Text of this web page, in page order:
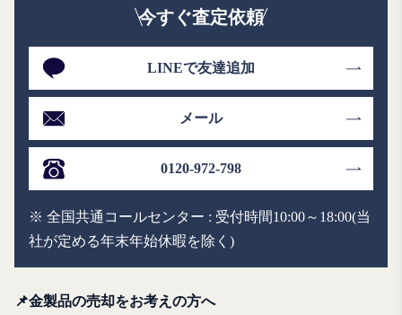
今すぐ査定依頼
LINEで友達追加
メール
0120-972-798
※ 全国共通コールセンター : 受付時間10:00～18:00(当
社が定める年末年始休暇を除く)
📌金製品の売却をお考えの方へ